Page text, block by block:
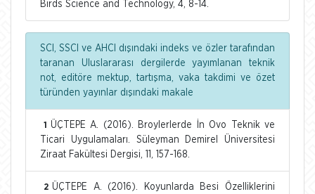
Birds Science and Technology, 4, 8-14.
SCI, SSCI ve AHCI dışındaki indeks ve özler tarafından
taranan Uluslararası dergilerde yayımlanan teknik
not, editöre mektup, tartışma, vaka takdimi ve özet
türünden yayınlar dışındaki makale
1
ÜÇTEPE A. (2016). Broylerlerde İn Ovo Teknik ve
Ticari Uygulamaları. Süleyman Demirel Üniversitesi
Ziraat Fakültesi Dergisi, 11, 157-168.
2 ÜÇTEPE A. (2016). Koyunlarda Besi Özelliklerini